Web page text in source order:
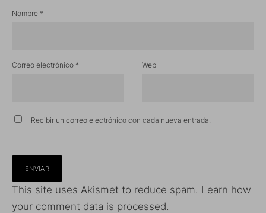
Nombre *
Correo electrónico * Web
Recibir un correo electrónico con cada nueva entrada.
This site uses Akismet to reduce spam. Learn how
your comment data is processed.